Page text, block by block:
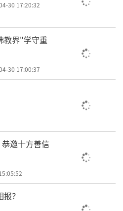
30 17:20:32
教界"学守重
30 17:00:37
邀十方善信
？